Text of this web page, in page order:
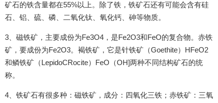
矿石的铁含量都在55%以上。除了铁，铁矿石还有可能会含有硅
石、铝、硫、磷、二氧化钛、氧化钙、砷等物质。
3、磁铁矿，主要成份为Fe3O4，是Fe2O3和FeO的复合物。赤铁
矿，要成份为Fe2O3。褐铁矿，它是针铁矿（Goethite）HFeO2
和鳞铁矿（LepidoCRocite）FeO（OH]两种不同结构矿石的统
称。
4、铁矿石有很多种：磁铁矿，成分：四氧化三铁；赤铁矿：三氧